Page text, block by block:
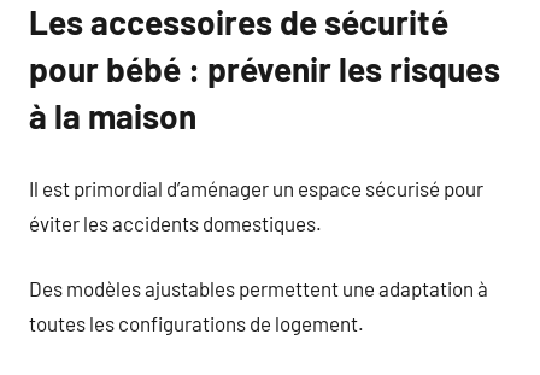
Les accessoires de sécurité
pour bébé : prévenir les risques
à la maison
Il est primordial d’aménager un espace sécurisé pour
éviter les accidents domestiques.
Des modèles ajustables permettent une adaptation à
toutes les configurations de logement.